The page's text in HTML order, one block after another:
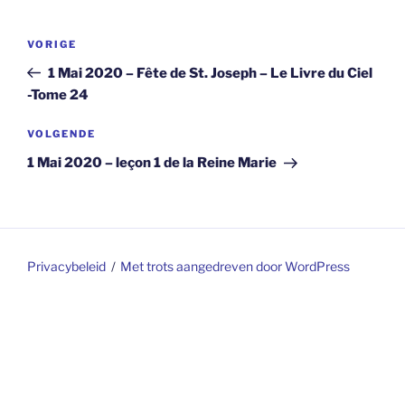
Vorig
bericht
VORIGE
1 Mai 2020 – Fête de St. Joseph – Le Livre du Ciel
-Tome 24
Volgend
bericht
VOLGENDE
1 Mai 2020 – leçon 1 de la Reine Marie
Privacybeleid Met trots aangedreven door WordPress